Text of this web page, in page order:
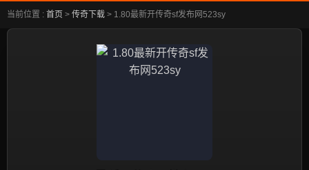
当前位置 : 首页 > 传奇下载 > 1.80最新开传奇sf发布网523sy